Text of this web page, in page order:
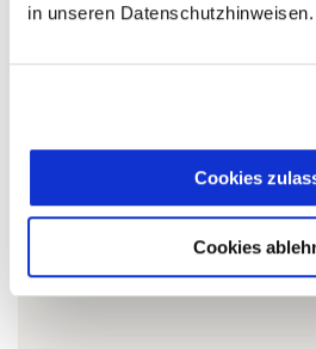
in unseren Datenschutzhinweisen.
Cookies
Cookies
1
2
Persönliche